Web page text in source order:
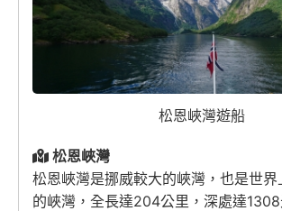
松恩峽灣遊船
松恩峽灣
松恩峽灣是挪威較大的峽灣，也是世
的峽灣，全長達204公里，深處達